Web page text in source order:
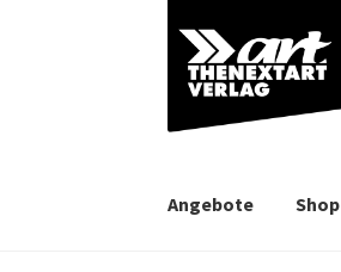
Zur
Navigation
springen
Zum
Inhalt
springen
Angebote Shop